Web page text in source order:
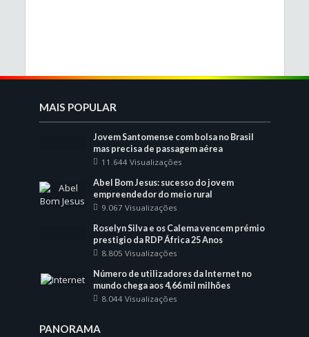
MAIS POPULAR
Jovem Santomense com bolsa no Brasil
mas precisa de passagem aérea
11.644 Visualizações
Abel Bom Jesus: sucesso do jovem
empreendedor do meio rural
9.067 Visualizações
Roselyn Silva e os Calema vencem prémio
prestigio da RDP África 25 Anos
8.805 Visualizações
Número de utilizadores da Internet no
mundo chega aos 4,66 mil milhões
8.044 Visualizações
PANORAMA